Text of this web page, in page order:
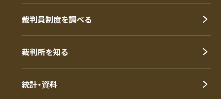
裁判員制度を調べる
裁判所を知る
統計・資料